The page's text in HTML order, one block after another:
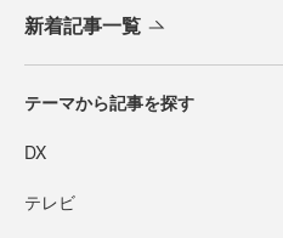
新着記事一覧
テーマから記事を探す
DX
テレビ